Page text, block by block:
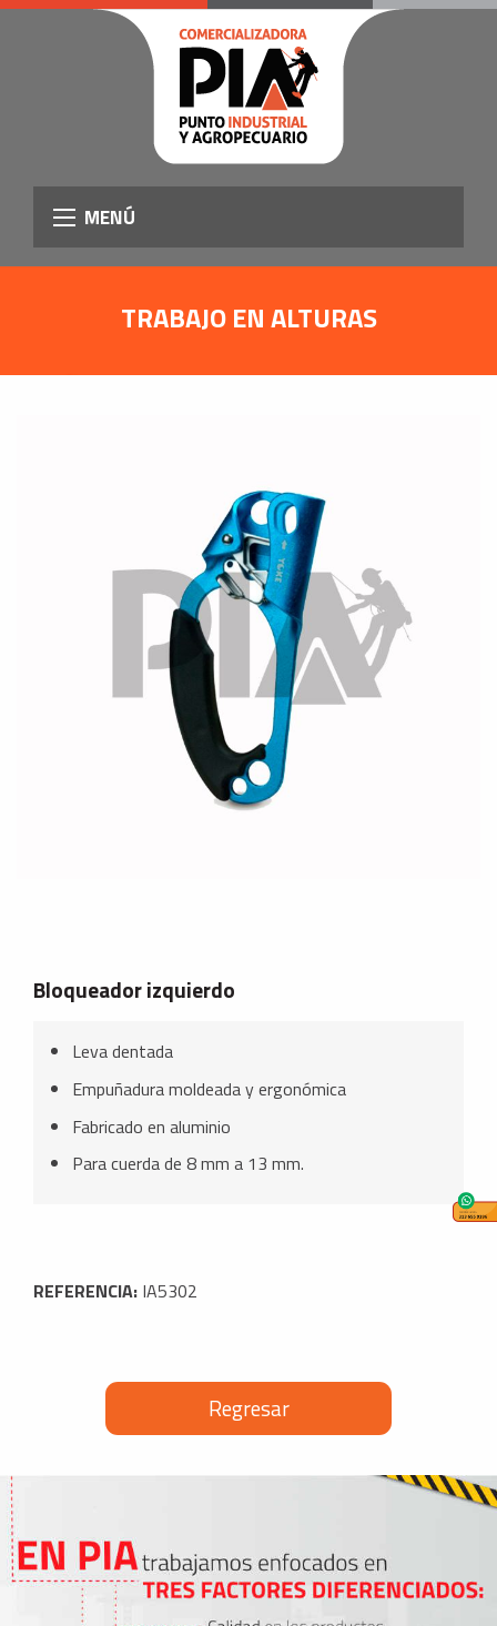
MENÚ
TRABAJO EN ALTURAS
Bloqueador izquierdo
Leva dentada
Empuñadura moldeada y ergonómica
Fabricado en aluminio
Para cuerda de 8 mm a 13 mm.
REFERENCIA: IA5302
Regresar